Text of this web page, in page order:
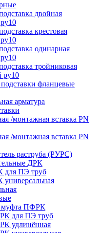
двойная
крестовая
одинарная
тройниковая
ру10
фланцевые
арматура
/монтажная вставка PN
/монтажная вставка PN
раструба (РУРС)
ДРК
для ПЭ труб
муфта ПФРК
для ПЭ труб
удлинённая